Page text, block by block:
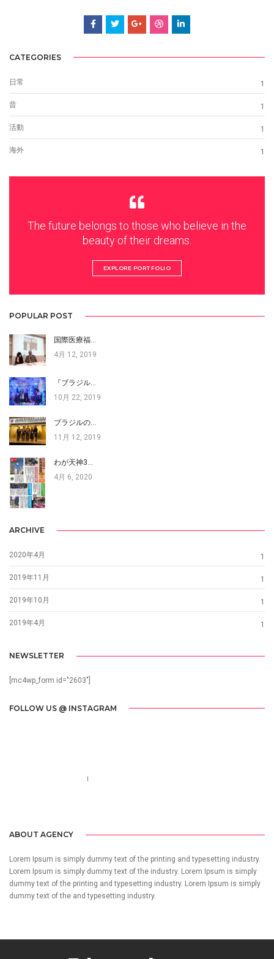
CATEGORIES
日常 1
昔 1
活動 1
海外 1
The future belongs to those who believe in the
beauty of their dreams.
EXPLORE PORTFOLIO
POPULAR POST
国際医療福…
4月 12, 2019
『ブラジル…
10月 22, 2019
ブラジルの…
11月 12, 2019
わが天神3…
4月 6, 2020
ARCHIVE
2020年4月 1
2019年11月 1
2019年10月 1
2019年4月 1
NEWSLETTER
[mc4wp_form id="2603"]
FOLLOW US @ INSTAGRAM
ABOUT AGENCY
Lorem Ipsum is simply dummy text of the printing and typesetting industry.
Lorem Ipsum is simply dummy text of the industry. Lorem Ipsum is simply
dummy text of the printing and typesetting industry. Lorem Ipsum is simply
dummy text of the and typesetting industry.